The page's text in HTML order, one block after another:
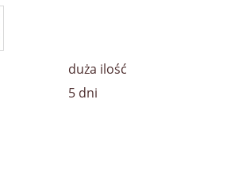
duża ilość
5 dni